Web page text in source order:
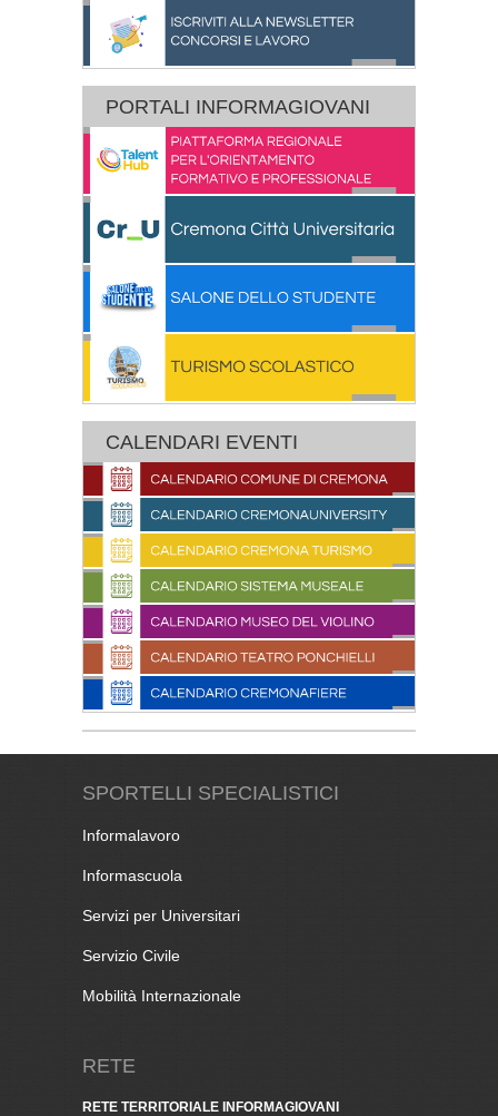
PORTALI INFORMAGIOVANI
CALENDARI EVENTI
SPORTELLI SPECIALISTICI
Informalavoro
Informascuola
Servizi per Universitari
Servizio Civile
Mobilità Internazionale
RETE
RETE TERRITORIALE INFORMAGIOVANI